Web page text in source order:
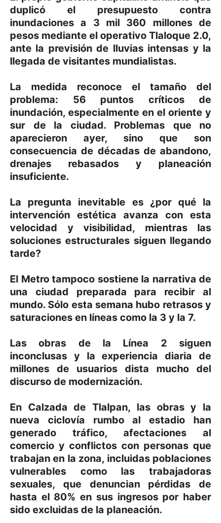
duplicó el presupuesto contra
inundaciones a 3 mil 360 millones de
pesos mediante el operativo Tlaloque 2.0,
ante la previsión de lluvias intensas y la
llegada de visitantes mundialistas.
La medida reconoce el tamaño del
problema: 56 puntos críticos de
inundación, especialmente en el oriente y
sur de la ciudad. Problemas que no
aparecieron ayer, sino que son
consecuencia de décadas de abandono,
drenajes rebasados y planeación
insuficiente.
La pregunta inevitable es ¿por qué la
intervención estética avanza con esta
velocidad y visibilidad, mientras las
soluciones estructurales siguen llegando
tarde?
El Metro tampoco sostiene la narrativa de
una ciudad preparada para recibir al
mundo. Sólo esta semana hubo retrasos y
saturaciones en líneas como la 3 y la 7.
Las obras de la Línea 2 siguen
inconclusas y la experiencia diaria de
millones de usuarios dista mucho del
discurso de modernización.
En Calzada de Tlalpan, las obras y la
nueva ciclovía rumbo al estadio han
generado tráfico, afectaciones al
comercio y conflictos con personas que
trabajan en la zona, incluidas poblaciones
vulnerables como las trabajadoras
sexuales, que denuncian pérdidas de
hasta el 80% en sus ingresos por haber
sido excluidas de la planeación.